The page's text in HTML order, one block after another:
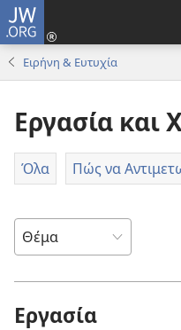
JW.ORG
Ειρήνη & Ευτυχία
Εργασία και
Όλα Πώς να
Εργασία